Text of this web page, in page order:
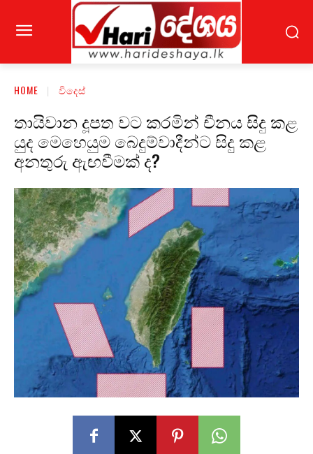
HOME විදෙස්
තායිවාන දූපත වට කරමින් චීනය සිදු කළ
යුද මෙහෙයුම බෙදුම්වාදීන්ට සිදු කළ
අනතුරු ඇඟවීමක් ද?